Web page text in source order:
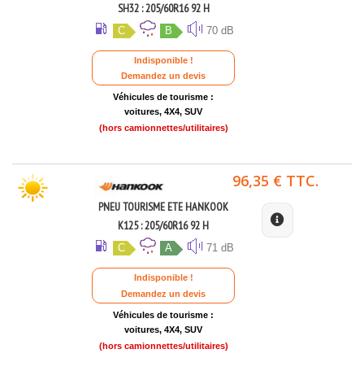
SH32 : 205/60R16 92 H
C B 70 dB
Indisponible !
Demandez un devis
Véhicules de tourisme :
voitures, 4X4, SUV
(hors camionnettes/utilitaires)
PNEU TOURISME ETE HANKOOK
K125 : 205/60R16 92 H
C A 71 dB
Indisponible !
Demandez un devis
Véhicules de tourisme :
voitures, 4X4, SUV
(hors camionnettes/utilitaires)
96,35 € TTC.